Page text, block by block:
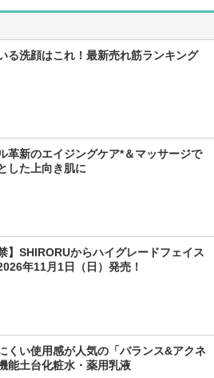
る洗顔はこれ！最新売れ筋ランキング
革新のエイジングケア*＆マッサージで
した上向き肌に
】SHIRORUからハイグレードフェイス
年11月1日（日）発売！
くい使用感が人気の「バランス&アクネ
能土台化粧水・薬用乳液